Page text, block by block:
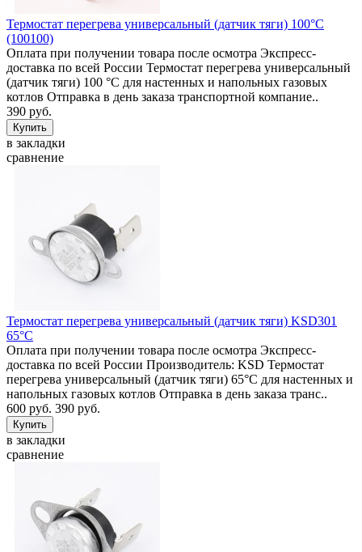
Термостат перегрева универсальный (датчик тяги) 100°C
(100100)
Оплата при получении товара после осмотра Экспресс-
доставка по всей России Термостат перегрева универсальный
(датчик тяги) 100 °C для настенных и напольных газовых
котлов Отправка в день заказа транспортной компание..
390 руб.
в закладки
сравнение
Термостат перегрева универсальный (датчик тяги) KSD301
65°C
Оплата при получении товара после осмотра Экспресс-
доставка по всей России Производитель: KSD Термостат
перегрева универсальный (датчик тяги) 65°C для настенных и
напольных газовых котлов Отправка в день заказа транс..
600 руб. 390 руб.
в закладки
сравнение